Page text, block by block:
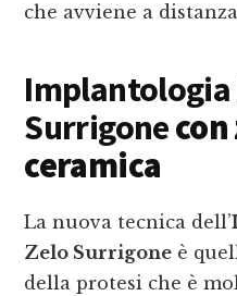
che avviene a
Implantologia
Surrigone
ceramica
La nuova tecnica dell’
Zelo Surrigone è
della protesi che è